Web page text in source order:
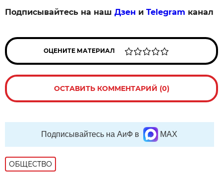
Подписывайтесь на нашДзен иTelegram канал
ОЦЕНИТЕ МАТЕРИАЛ
ОСТАВИТЬ КОММЕНТАРИЙ (0)
Подписывайтесь на АиФ в MAX
ОБЩЕСТВО